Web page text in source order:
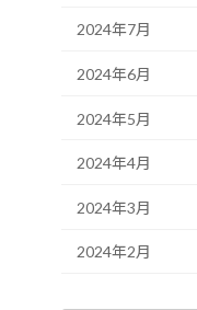
2024年7月
2024年6月
2024年5月
2024年4月
2024年3月
2024年2月